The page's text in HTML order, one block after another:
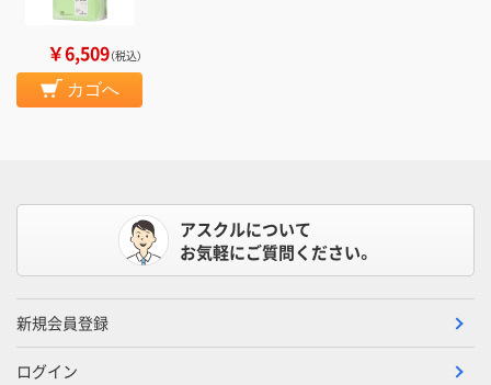
￥6,509（税込）
カゴへ
アスクルについて
お気軽にご質問ください。
新規会員登録
ログイン